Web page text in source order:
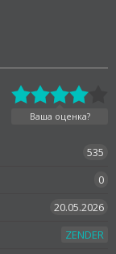
Ваша оценка?
535
0
20.05.2026
ZENDER